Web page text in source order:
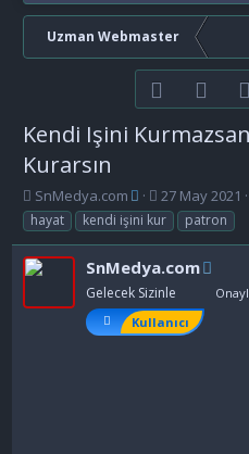
Uzman Webmaster
Facebook
Kendi Işini
Kurarsın
K
o
n
b
u
u
SnMedya.com
B
a
ş
a
n
g
ı
27 May 2021
hayat
kendi işini kur patron
SnMedya.com
Gelecek Sizinle
Kullanıcı